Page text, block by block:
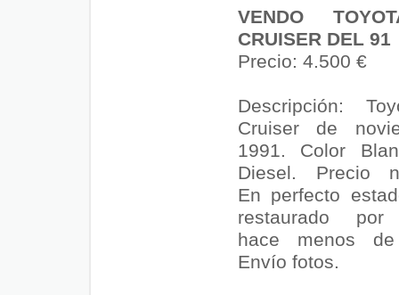
VENDO
CRUISER DEL 91
Precio: 4.500 €
Descripción:
Cruiser de
1991. Color
Diesel. Precio
En perfecto
restaurado por
hace menos
Envío fotos.